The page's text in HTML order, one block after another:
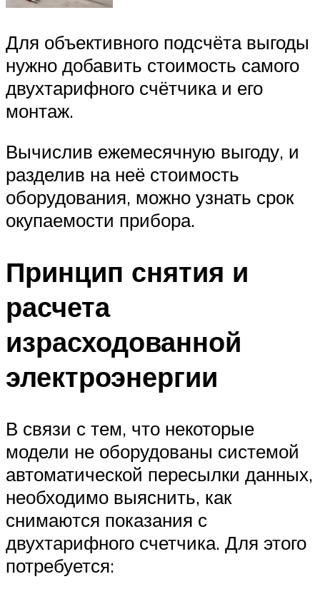
Для объективного подсчёта выгоды
нужно добавить стоимость самого
двухтарифного счётчика и его
монтаж.
Вычислив ежемесячную выгоду, и
разделив на неё стоимость
оборудования, можно узнать срок
окупаемости прибора.
Принцип снятия и
расчета
израсходованной
электроэнергии
В связи с тем, что некоторые
модели не оборудованы системой
автоматической пересылки данных,
необходимо выяснить, как
снимаются показания с
двухтарифного счетчика. Для этого
потребуется: